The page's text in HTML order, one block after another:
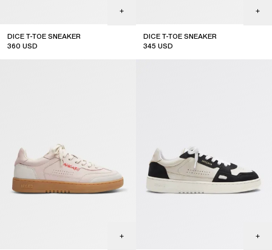
DICE T-TOE SNEAKER
360 USD
DICE T-TOE SNEAKER
345 USD